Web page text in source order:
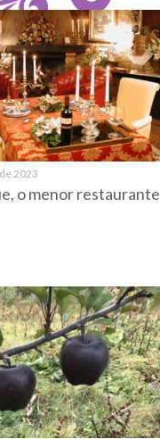
2023
o menor restaurante